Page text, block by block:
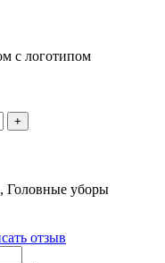
с логотипом
+
Головные уборы
отзыв